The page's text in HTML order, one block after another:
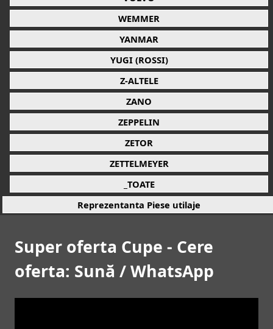
WEMMER
YANMAR
YUGI (ROSSI)
Z-ALTELE
ZANO
ZEPPELIN
ZETOR
ZETTELMEYER
_TOATE
Reprezentanta Piese utilaje
Super oferta Cupe - Cere
oferta: Sună / WhatsApp